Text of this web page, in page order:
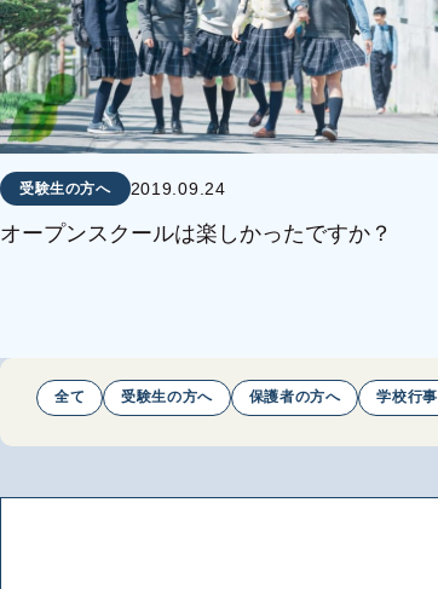
受験生の方へ 2019.09.24
オープンスクールは楽しかったですか？
全て 受験生の方へ 保護者の方へ 学校行事